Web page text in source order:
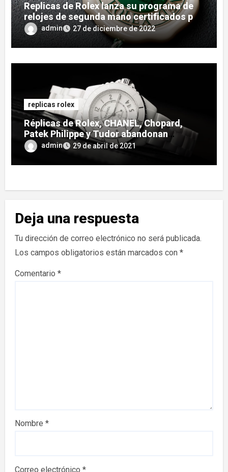
Replicas de Rolex lanza su programa de
relojes de segunda mano certificados por
Rolexadmin 27 de diciembre de 2022
replicas rolex
Réplicas de Rolex, CHANEL, Chopard,
Patek Philippe y Tudor abandonan
Baselworld, comienzan un nuevo
espectáculo con FHH
admin 29 de abril de 2021
Deja una respuesta
Tu dirección de correo electrónico no será publicada.
Los campos obligatorios están marcados con *
Comentario *
Nombre *
Correo electrónico *